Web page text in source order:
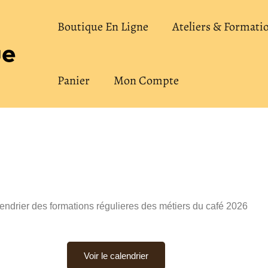
Boutique En Ligne Ateliers &
Panier Mon Compte
des formations régulieres des métiers du café 2026
Voir le calendrier